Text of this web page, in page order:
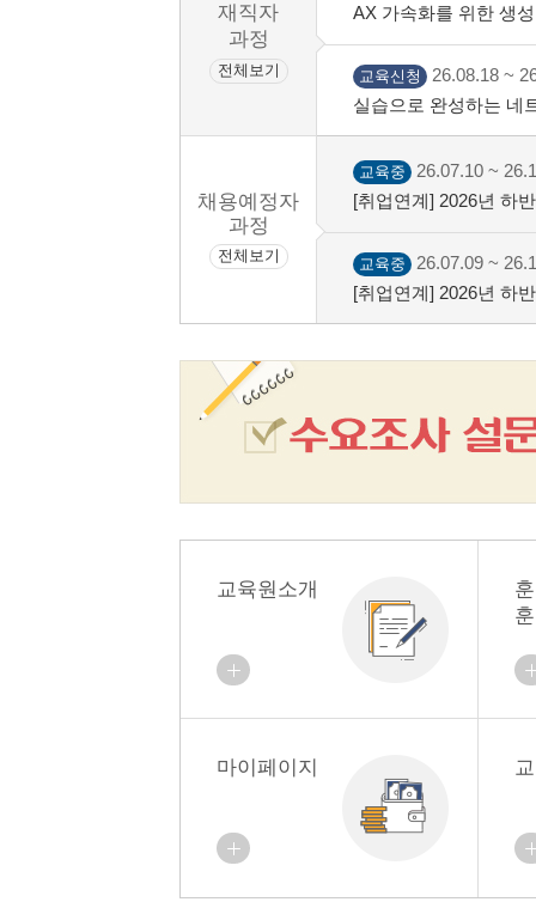
재직자
과정
전체보기
채용예정자
과정
전체보기
AX 가속화를 위한 생
교육신청
26.08.18 ~
실습으로 완성하는 네
교육중
26.07.10 ~
[취업연계] 2026년 하
교육중
26.07.09 ~
[취업연계] 2026년 하
교육원소개
마이페이지